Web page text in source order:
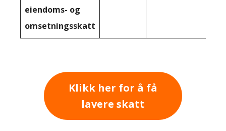
eiendoms- og
omsetningsskatt
Klikk her for å få
lavere skatt